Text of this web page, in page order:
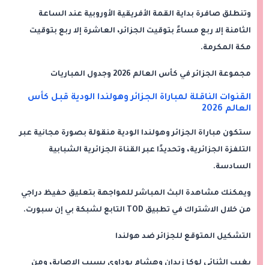
وتنطلق صافرة بداية القمة الأفريقية الأوروبية عند الساعة
الثامنة إلا ربع مساءً بتوقيت الجزائر، العاشرة إلا ربع بتوقيت
مكة المكرمة.
مجموعة الجزائر في كأس العالم 2026 وجدول المباريات
القنوات الناقلة لمباراة الجزائر وهولندا الودية قبل كأس
العالم 2026
ستكون مباراة الجزائر وهولندا الودية منقولة بصورة مجانية عبر
التلفزة الجزائرية، وتحديدًا عبر القناة الجزائرية الشبابية
السادسة.
ويمكنك مشاهدة البث المباشر للمواجهة بتعليق حفيظ دراجي
من خلال الاشتراك في تطبيق TOD التابع لشبكة بي إن سبورت.
التشكيل المتوقع للجزائر ضد هولندا
يغيب الثنائي لوكا زيدان وهشام بوداوي بسبب الإصابة، ومن